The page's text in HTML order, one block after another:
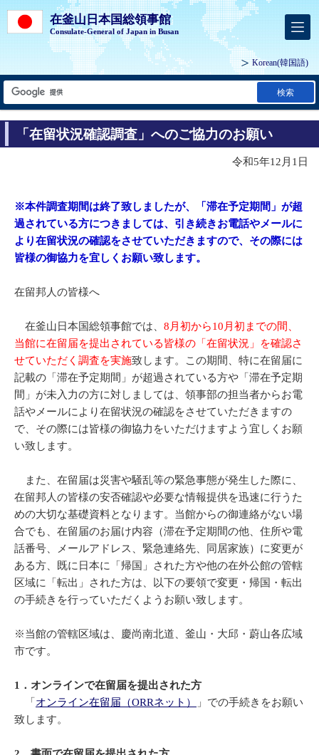
在釜山日本国総領事館
Consulate-General of Japan in Busan
Korean(韓国語)
検索
「在留状況確認調査」へのご協力のお願い
令和5年12月1日
※本件調査期間は終了致しましたが、「滞在予定期間」が超
過されている方につきましては、引き続きお電話やメールに
より在留状況の確認をさせていただきますので、その際には
皆様の御協力を宜しくお願い致します。
在留邦人の皆様へ
在釜山日本国総領事館では、 8月初から10月初までの間、
当館に在留届を提出されている皆様の「在留状況」を確認さ
せていただく調査を実施致します。この期間、特に在留届に
記載の「滞在予定期間」が超過されている方や「滞在予定期
間」が未入力の方に対しましては、領事部の担当者からお電
話やメールにより在留状況の確認をさせていただきますの
で、その際には皆様の御協力をいただけますよう宜しくお願
い致します。
また、在留届は災害や騒乱等の緊急事態が発生した際に、
在留邦人の皆様の安否確認や必要な情報提供を迅速に行うた
めの大切な基礎資料となります。当館からの御連絡がない場
合でも、在留届のお届け内容（滞在予定期間の他、住所や電
話番号、メールアドレス、緊急連絡先、同居家族）に変更が
ある方、既に日本に「帰国」された方や他の在外公館の管轄
区域に「転出」された方は、以下の要領で変更・帰国・転出
の手続きを行っていただくようお願い致します。
※当館の管轄区域は、慶尚南北道、釜山・大邱・蔚山各広域
市です。
1．オンラインで在留届を提出された方
「 オンライン在留届（ORRネット）
」での手続きをお願い
致します。